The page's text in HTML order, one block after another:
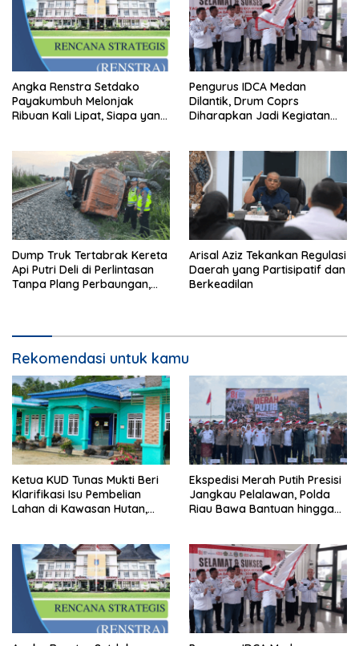
Angka Renstra Setdako
Payakumbuh Melonjak
Ribuan Kali Lipat, Siapa yang
Pengurus IDCA Medan
Dilantik, Drum Coprs
Diharapkan Jadi Kegiatan
Dump Truk Tertabrak Kereta
Api Putri Deli di Perlintasan
Tanpa Plang Perbaungan,
Arisal Aziz Tekankan Regulasi
Daerah yang Partisipatif dan
Berkeadilan
Rekomendasi untuk kamu
Ketua KUD Tunas Mukti Beri
Klarifikasi Isu Pembelian
Lahan di Kawasan Hutan,
Ekspedisi Merah Putih Presisi
Jangkau Pelalawan, Polda
Riau Bawa Bantuan hingga